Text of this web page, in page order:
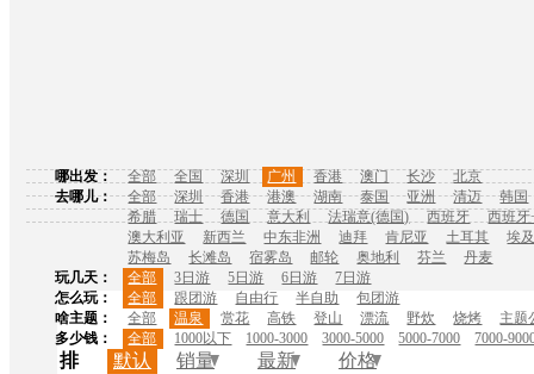
哪出发： 全部 全国 深圳 广州 香港 澳门 长沙
北京
去哪儿：
全部 深圳 香港 港澳 湖南 泰国 亚洲 清迈
韩国
希腊
瑞士 德国 意大利 法瑞意(德国) 西班牙
西班
澳大利亚
新西兰 中东非洲 迪拜 肯尼亚 土耳其
埃
苏梅岛
长滩岛 宿雾岛 邮轮 奥地利 芬兰
丹麦
玩几天：
全部 3日游 5日游 6日游
7日游
怎么玩：
全部 跟团游 自由行 半自助
包团游
啥主题：
全部 温泉 赏花 高铁 登山 漂流 野炊 烧烤
主题
多少钱：
全部 1000以下 1000-3000 3000-5000 5000-7000 7000-
排
默认 销量 最新 价格